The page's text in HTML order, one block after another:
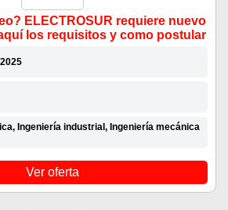
ELECTROSUR requiere nuevo
los requisitos y como postular
Ingeniería industrial, Ingeniería mecánica
Ver oferta